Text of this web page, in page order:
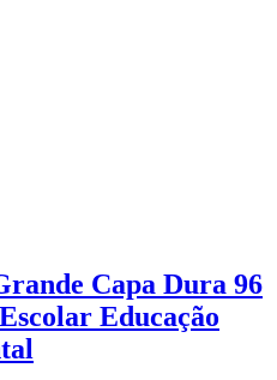
Capa Dura 96
Educação